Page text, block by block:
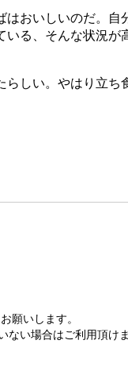
おいしいのだ。自
る、そんな状況が
しい。やはり立ち
願いします。
い場合はご利用頂けま